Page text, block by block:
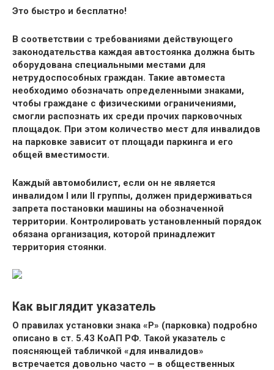
Это быстро и бесплатно!
В соответствии с требованиями действующего
законодательства каждая автостоянка должна быть
оборудована специальными местами для
нетрудоспособных граждан. Такие автоместа
необходимо обозначать определенными знаками,
чтобы граждане с физическими ограничениями,
смогли распознать их среди прочих парковочных
площадок. При этом количество мест для инвалидов
на парковке зависит от площади паркинга и его
общей вместимости.
Каждый автомобилист, если он не является
инвалидом I или II группы, должен придерживаться
запрета постановки машины на обозначенной
территории. Контролировать установленный порядок
обязана организация, которой принадлежит
территория стоянки.
Как выглядит указатель
О правилах установки знака «Р» (парковка) подробно
описано в ст. 5.43 КоАП РФ. Такой указатель с
поясняющей табличкой «для инвалидов»
встречается довольно часто – в общественных